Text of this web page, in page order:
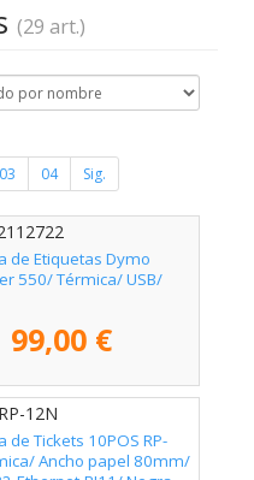
(29 art.)
03 04 Sig.
de Etiquetas Dymo
550/ Térmica/ USB/
99,00 €
12N
de Tickets 10POS RP-
Ancho papel 80mm/